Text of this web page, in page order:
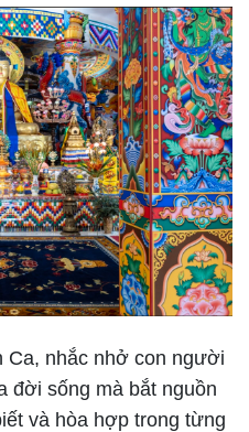
nhắc nhở con người
đời sống mà bắt nguồn
và hòa hợp trong từng